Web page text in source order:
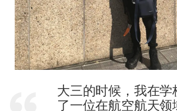
大三的时候，我在学
了一位在航空航天